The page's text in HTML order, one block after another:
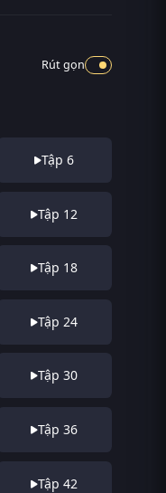
Rút gọn
Tập 6
Tập 12
Tập 18
Tập 24
Tập 30
Tập 36
Tập 42